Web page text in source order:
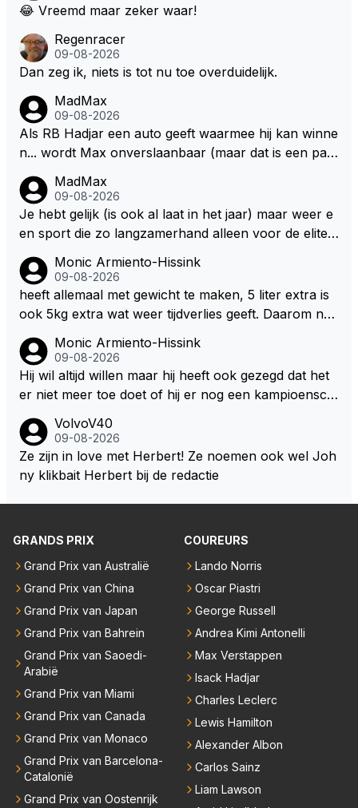
😂 Vreemd maar zeker waar!
Regenracer
09-08-2026
Dan zeg ik, niets is tot nu toe overduidelijk.
MadMax
09-08-2026
Als RB Hadjar een auto geeft waarmee hij kan winne
n... wordt Max onverslaanbaar (maar dat is een par
MadMax
09-08-2026
Je hebt gelijk (is ook al laat in het jaar) maar weer e
en sport die zo langzamerhand alleen voor de elite t
Monic Armiento-Hissink
09-08-2026
heeft allemaal met gewicht te maken, 5 liter extra is
ook 5kg extra wat weer tijdverlies geeft. Daarom ne
auto, het is extra gewicht plus na 15 minuten is het h
ete thee geworden.
Monic Armiento-Hissink
09-08-2026
Hij wil altijd willen maar hij heeft ook gezegd dat het
er niet meer toe doet of hij er nog een kampioensch
ioen is hij al, dat zal zijn leven niet veranderen. Hij wi
l in de eerste plaats races winnen met de eigen moto
r van RB. Dat zijn zijn eigen uitspraken in een van de
e goede richting in gestuurd worden. Als hij perse uit
er bij RB vertrokken.
VolvoV40
09-08-2026
Ze zijn in love met Herbert! Ze noemen ook wel Joh
ny klikbait Herbert bij de redactie
GRANDS PRIX
Grand Prix van Australië
Grand Prix van China
Grand Prix van Japan
Grand Prix van Bahrein
Grand Prix van Saoedi-
Arabië
Grand Prix van Miami
Grand Prix van Canada
Grand Prix van Monaco
Grand Prix van Barcelona-
Catalonië
Grand Prix van Oostenrijk
COUREURS
Lando Norris
Oscar Piastri
George Russell
Andrea Kimi Antonelli
Max Verstappen
Isack Hadjar
Charles Leclerc
Lewis Hamilton
Alexander Albon
Carlos Sainz
Liam Lawson